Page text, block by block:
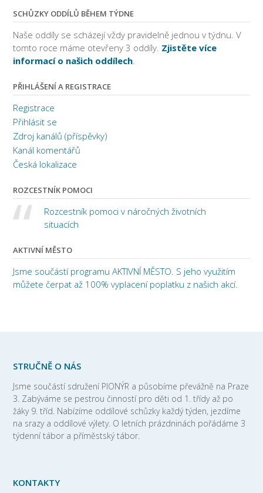
3. den
Univerziáda I.
2. den
SCHŮZKY ODDÍLŮ BĚHEM TÝDNE
Naše oddíly se scházejí vždy pravidelně jednou v týdnu. V
tomto roce máme otevřeny 3 oddíly. Zjistěte více
informací o našich oddílech
PŘIHLÁŠENÍ A REGISTRACE
Registrace
Přihlásit se
Zdroj kanálů (příspěvky)
Kanál komentářů
Česká lokalizace
ROZCESTNÍK POMOCI
Rozcestník pomoci v náročných životních
situacích
AKTIVNÍ MĚSTO
Jsme součástí programu AKTIVNÍ MĚSTO. S jeho využitím
můžete čerpat až 100% vyplacení poplatku z našich akcí.
STRUČNĚ O NÁS
Jsme součástí sdružení PIONÝR a působíme převážně na Praze
3. Zabýváme se pestrou činností pro děti od 1. třídy až po
žáky 9. tříd. Nabízíme oddílové schůzky každý týden, jezdíme
na srazy a oddílové výlety. O letních prázdninách pořádáme 3
týdenní tábor a příměstský tábor.
KONTAKTY